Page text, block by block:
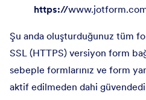
https://
Şu anda oluşturduğunuz tüm
SSL (HTTPS) versiyon form
sebeple formlarınız ve form
aktif edilmeden dahi